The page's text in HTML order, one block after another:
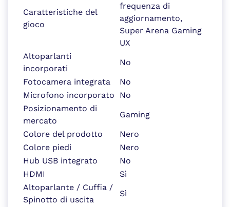
Caratteristiche del
gioco
frequenza di
aggiornamento,
Super Arena Gaming
UX
Altoparlanti
incorporati
No
Fotocamera integrata
No
Microfono incorporato
No
Posizionamento di
mercato
Gaming
Colore del prodotto
Nero
Colore piedi
Nero
Hub USB integrato
No
HDMI
Sì
Altoparlante / Cuffia /
Spinotto di uscita
Sì